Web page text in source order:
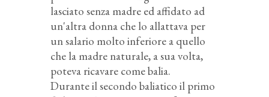
lasciato senza madre ed affidato ad
un'altra donna che lo allattava per
un salario molto inferiore a quello
che la madre naturale, a sua volta,
poteva ricavare come balia.
Durante il secondo baliatico il primo